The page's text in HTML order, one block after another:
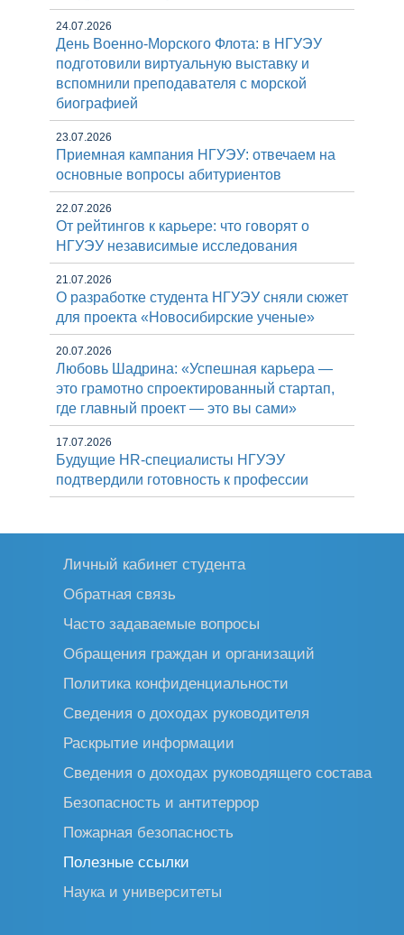
24.07.2026
День Военно-Морского Флота: в НГУЭУ
подготовили виртуальную выставку и
вспомнили преподавателя с морской
биографией
23.07.2026
Приемная кампания НГУЭУ: отвечаем на
основные вопросы абитуриентов
22.07.2026
От рейтингов к карьере: что говорят о
НГУЭУ независимые исследования
21.07.2026
О разработке студента НГУЭУ сняли сюжет
для проекта «Новосибирские ученые»
20.07.2026
Любовь Шадрина: «Успешная карьера —
это грамотно спроектированный стартап,
где главный проект — это вы сами»
17.07.2026
Будущие HR-специалисты НГУЭУ
подтвердили готовность к профессии
Личный кабинет студента
Обратная связь
Часто задаваемые вопросы
Обращения граждан и организаций
Политика конфиденциальности
Сведения о доходах руководителя
Раскрытие информации
Сведения о доходах руководящего состава
Безопасность и антитеррор
Пожарная безопасность
Полезные ссылки
Наука и университеты